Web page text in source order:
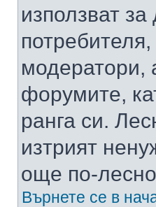
използват
модератори,
форумите,
ранга си.
изтрият
още по-
Върнете се в